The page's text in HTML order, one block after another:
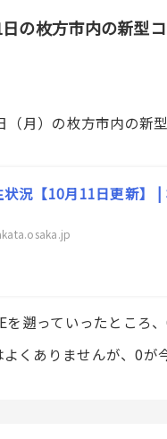
の枚方市内の新型
（月）の枚方市内の新
状況【10月11日更新】
を遡っていったところ
くありませんが、0が